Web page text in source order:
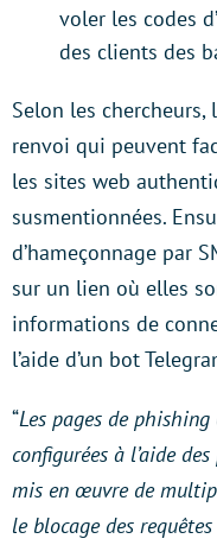
voler les codes
des clients des
Selon les chercheurs,
renvoi qui peuvent
les sites web
susmentionnées.
d’hameçonnage par
sur un lien où elles
informations de
l’aide d’un bot
“Les pages de
configurées à l’aide
mis en œuvre de
le blocage des